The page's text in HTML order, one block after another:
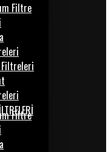
Filtre
Filtreleri
Filtre